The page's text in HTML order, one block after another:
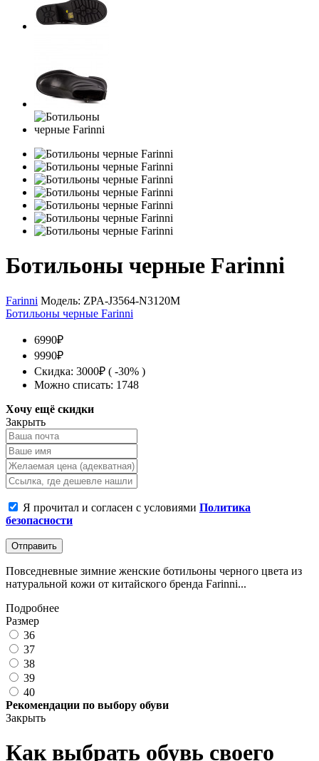
Ботильоны черные Farinni
Farinni Модель: ZPA-J3564-N3120M
Ботильоны черные Farinni
6990₽
9990₽
Скидка: 3000₽ ( -30% )
Можно списать: 1748
Хочу ещё скидки
Закрыть
Я прочитал и согласен с условиями Политика
безопасности
Отправить
Повседневные зимние женские ботильоны черного цвета из
натуральной кожи от китайского бренда Farinni...
Подробнее
Размер
36
37
38
39
40
Рекомендации по выбору обуви
Закрыть
Как выбрать обувь своего